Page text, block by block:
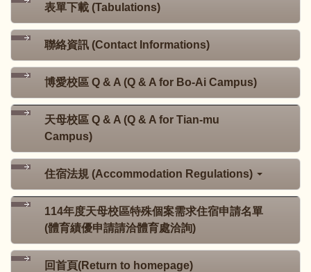
表單下載 (Tabulations)
聯絡資訊 (Contact Informations)
博愛校區 Q & A (Q & A for Bo-Ai Campus)
天母校區 Q & A (Q & A for Tian-mu
Campus)
住宿法規 (Accommodation Regulations)
114年度天母校區特殊個案需求住宿申請名單
(體育績優申請請洽體育處洽詢)
回首頁(Return to homepage)